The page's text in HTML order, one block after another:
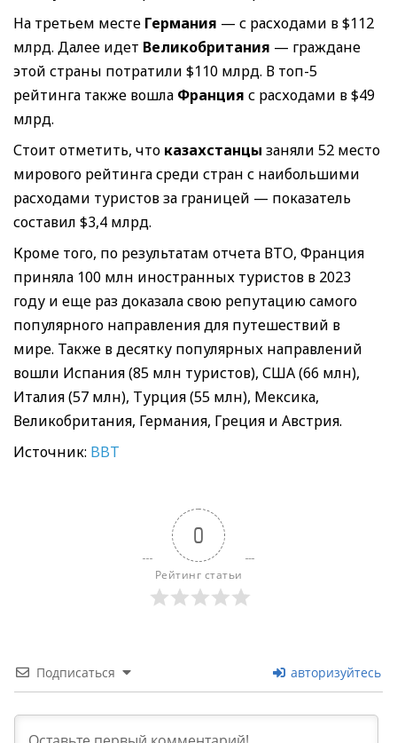
На третьем месте Германия — с расходами в $112
млрд. Далее идет Великобритания — граждане
этой страны потратили $110 млрд. В топ-5
рейтинга также вошла Франция с расходами в $49
млрд.
Стоит отметить, что казахстанцы заняли 52 место
мирового рейтинга среди стран с наибольшими
расходами туристов за границей — показатель
составил $3,4 млрд.
Кроме того, по результатам отчета ВТО, Франция
приняла 100 млн иностранных туристов в 2023
году и еще раз доказала свою репутацию самого
популярного направления для путешествий в
мире. Также в десятку популярных направлений
вошли Испания (85 млн туристов), США (66 млн),
Италия (57 млн), Турция (55 млн), Мексика,
Великобритания, Германия, Греция и Австрия.
Источник: BBT
0
Рейтинг статьи
Подписаться авторизуйтесь